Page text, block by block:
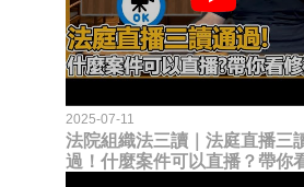
2025-07-11
法院組織法三讀｜法庭直播三
過！什麼案件可以直播？帶你